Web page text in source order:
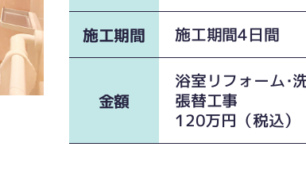
施工期間 施工期間4日間
金額
浴室リフォーム･
張替工事
120万円（税込）